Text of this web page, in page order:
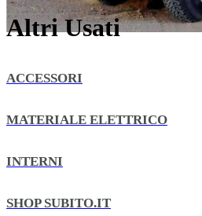
Altri Usati
ACCESSORI
MATERIALE ELETTRICO
INTERNI
SHOP SUBITO.IT